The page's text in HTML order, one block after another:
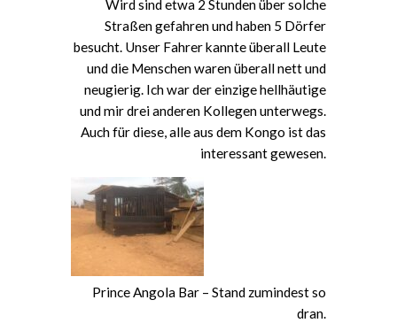
Wird sind etwa 2 Stunden über solche
Straßen gefahren und haben 5 Dörfer
besucht. Unser Fahrer kannte überall Leute
und die Menschen waren überall nett und
neugierig. Ich war der einzige hellhäutige
und mir drei anderen Kollegen unterwegs.
Auch für diese, alle aus dem Kongo ist das
interessant gewesen.
Prince Angola Bar – Stand zumindest so
dran.